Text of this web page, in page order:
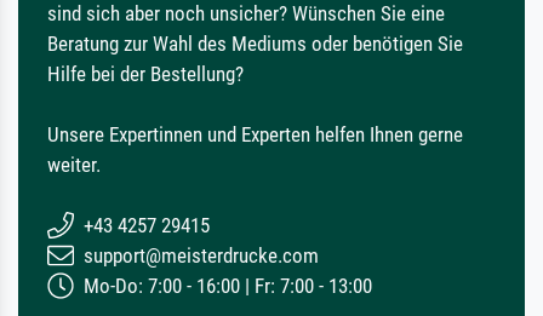
sind sich aber noch unsicher? Wünschen Sie eine
Beratung zur Wahl des Mediums oder benötigen Sie
Hilfe bei der Bestellung?
Unsere Expertinnen und Experten helfen Ihnen gerne
weiter.
+43 4257 29415
support@meisterdrucke.com
Mo-Do: 7:00 - 16:00 | Fr: 7:00 - 13:00